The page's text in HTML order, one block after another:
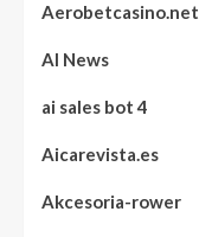
Aerobetcasino.net
AI News
ai sales bot 4
Aicarevista.es
Akcesoria-rower